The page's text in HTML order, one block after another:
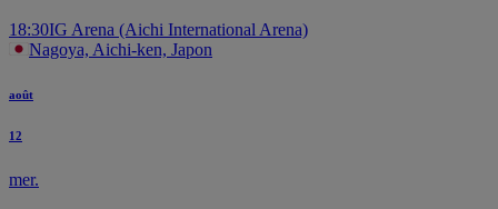
18:30IG Arena (Aichi International Arena)
Nagoya, Aichi-ken, Japon
août
12
mer.